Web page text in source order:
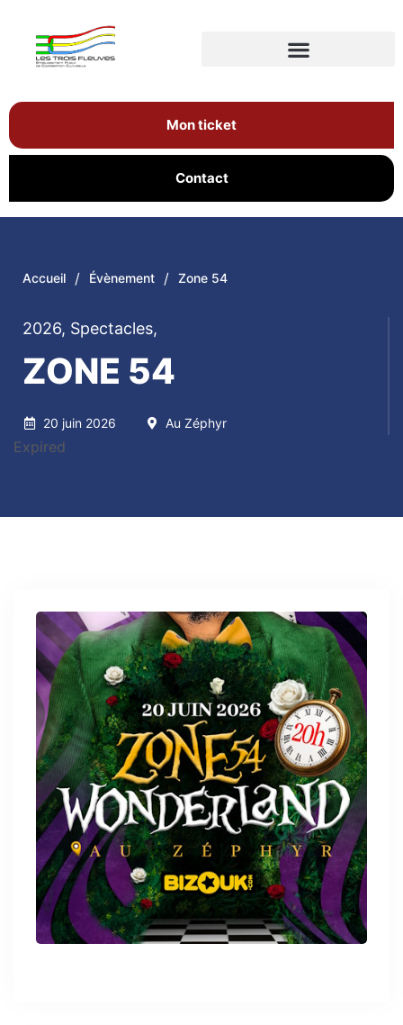
Mon ticket
Contact
Accueil / Évènement / Zone 54
2026, Spectacles,
ZONE 54
20 juin 2026 Au Zéphyr
Expired